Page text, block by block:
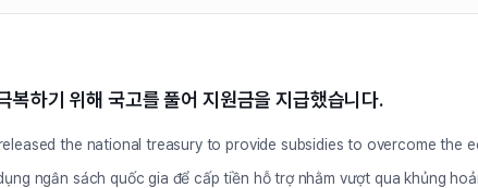
복하기 위해 국고를 풀어 지원금을 지급했습니다.
the national treasury to provide subsidies to overcome the
ngân sách quốc gia để cấp tiền hỗ trợ nhằm vượt qua khủng